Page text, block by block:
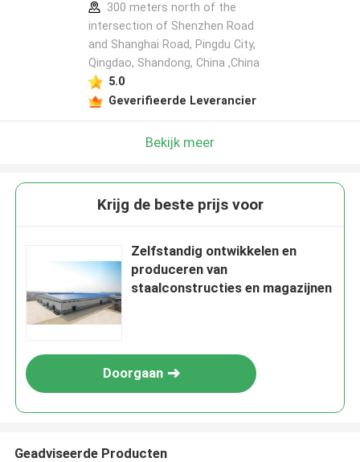
300 meters north of the
intersection of Shenzhen Road
and Shanghai Road, Pingdu City,
Qingdao, Shandong, China ,China
5.0
Geverifieerde Leverancier
Bekijk meer
Krijg de beste prijs voor
Zelfstandig ontwikkelen en
produceren van
staalconstructies en magazijnen
Doorgaan
Geadviseerde Producten